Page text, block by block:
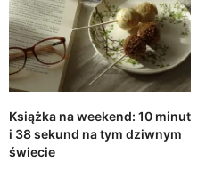
Książka na weekend: 10 minut
i 38 sekund na tym dziwnym
świecie